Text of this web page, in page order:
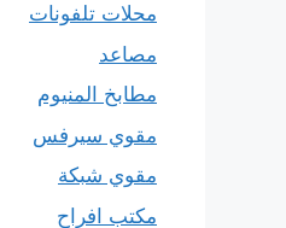
محلات تلفونات
مصاعد
مطابخ المنيوم
مقوي سيرفس
مقوي شبكة
مكتب افراح